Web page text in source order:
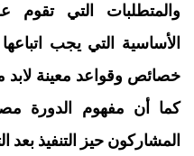
والمتطلبات التي تقوم
الأساسية التي يجب
خصائص وقواعد معينة لابد
كما أن مفهوم الدورة
المشاركون حيز التنفيذ بعد